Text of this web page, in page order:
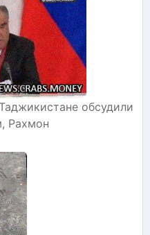
обсудили
Рахмон